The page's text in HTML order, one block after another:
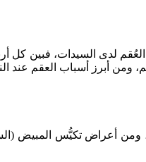
لدى السيدات، فبين كل
ومن أعراض تكيُّس المبيض